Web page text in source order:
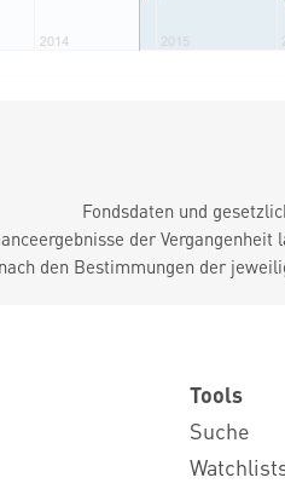
Fondsdaten und
der
den Bestimmungen der
Tools
Suche